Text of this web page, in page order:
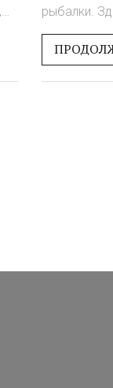
рыбалки.
времени
найдете
настроение